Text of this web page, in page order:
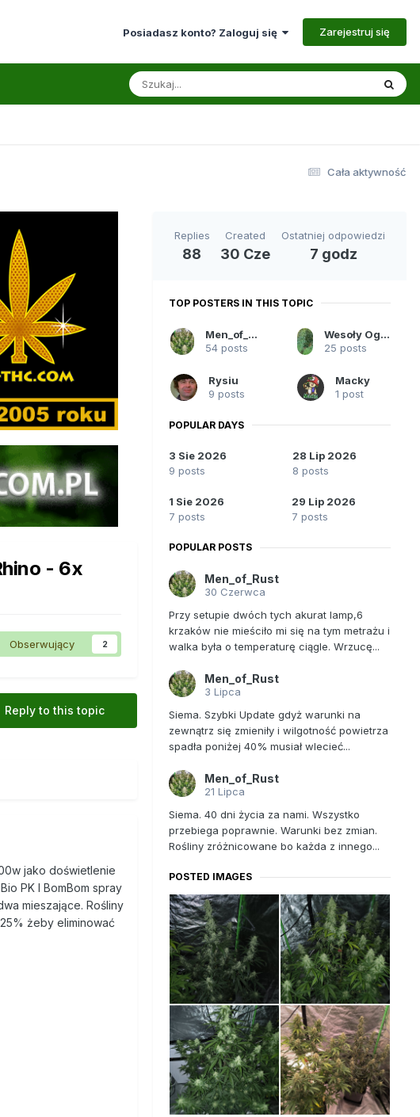
Posiadasz konto? Zaloguj się Zarejestruj się
Cała aktywność
- 6x
Obserwujący 2
Reply to this topic
jako doświetlenie
PK I BomBom spray
mieszające. Rośliny
żeby eliminować
Replies
88
Created
30 Cze
Ostatniej odpowiedzi
7 godz
TOP POSTERS IN THIS TOPIC
Men_of_Rust
54 posts
Wesoły Ogród Aliena
25 posts
Rysiu
9 posts
Macky
1 post
POPULAR DAYS
3 Sie 2026
9 posts
28 Lip 2026
8 posts
1 Sie 2026
7 posts
29 Lip 2026
7 posts
POPULAR POSTS
Men_of_Rust
30 Czerwca
Przy setupie dwóch tych akurat lamp,6
krzaków nie mieściło mi się na tym metrażu i
walka była o temperaturę ciągle. Wrzucę...
Men_of_Rust
3 Lipca
Siema. Szybki Update gdyż warunki na
zewnątrz się zmieniły i wilgotność powietrza
spadła poniżej 40% musiał wlecieć...
Men_of_Rust
21 Lipca
Siema. 40 dni życia za nami. Wszystko
przebiega poprawnie. Warunki bez zmian.
Rośliny zróżnicowane bo każda z innego...
POSTED IMAGES